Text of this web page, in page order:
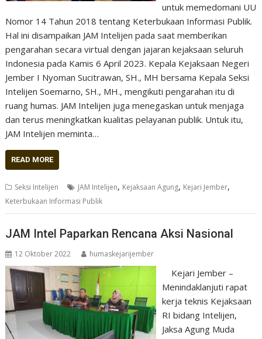
untuk memedomani UU
Nomor 14 Tahun 2018 tentang Keterbukaan Informasi Publik.
Hal ini disampaikan JAM Intelijen pada saat memberikan
pengarahan secara virtual dengan jajaran kejaksaan seluruh
Indonesia pada Kamis 6 April 2023. Kepala Kejaksaan Negeri
Jember I Nyoman Sucitrawan, SH., MH bersama Kepala Seksi
Intelijen Soemarno, SH., MH., mengikuti pengarahan itu di
ruang humas. JAM Intelijen juga menegaskan untuk menjaga
dan terus meningkatkan kualitas pelayanan publik. Untuk itu,
JAM Intelijen meminta…
READ MORE
Seksi Intelijen JAM Intelijen, Kejaksaan Agung, Kejari Jember,
Keterbukaan Informasi Publik
JAM Intel Paparkan Rencana Aksi Nasional
12 Oktober 2022 humaskejarijember
Kejari Jember –
Menindaklanjuti rapat
kerja teknis Kejaksaan
RI bidang Intelijen,
Jaksa Agung Muda